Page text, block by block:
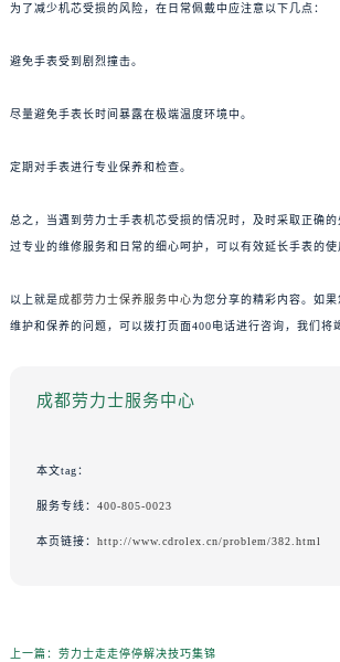
为了减少机芯受损的风险，在日常佩戴中应注意以下几点：
避免手表受到剧烈撞击。
尽量避免手表长时间暴露在极端温度环境中。
定期对手表进行专业保养和检查。
总之，当遇到劳力士手表机芯受损的情况时，及时采取正确
过专业的维修服务和日常的细心呵护，可以有效延长手表的使
以上就是成都劳力士保养服务中心为您分享的精彩内容。如
维护和保养的问题，可以拨打页面400电话进行咨询，我们将
成都劳力士服务中心
本文tag：
服务专线： 400-805-0023
本页链接： http://www.cdrolex.cn/problem/382.html
上一篇： 劳力士走走停停解决技巧集锦